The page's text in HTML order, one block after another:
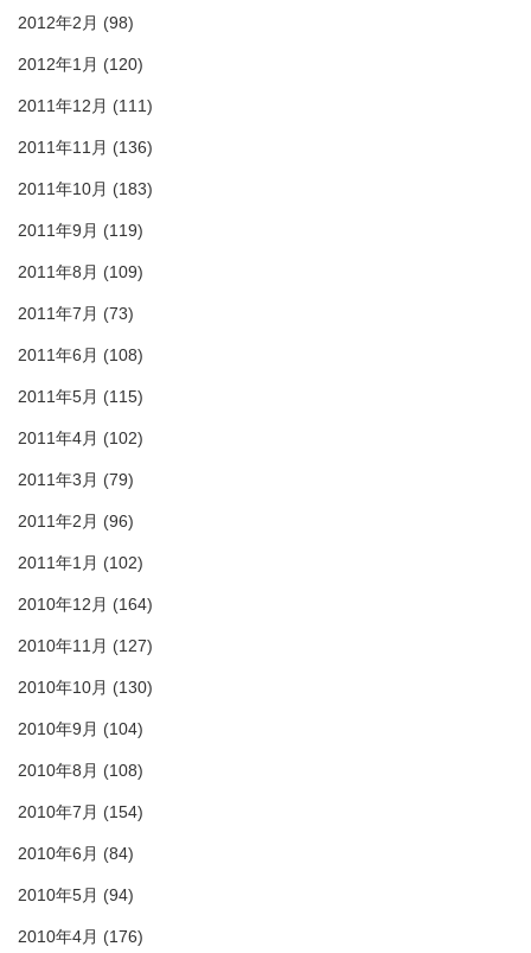
2012年2月 (98)
2012年1月 (120)
2011年12月 (111)
2011年11月 (136)
2011年10月 (183)
2011年9月 (119)
2011年8月 (109)
2011年7月 (73)
2011年6月 (108)
2011年5月 (115)
2011年4月 (102)
2011年3月 (79)
2011年2月 (96)
2011年1月 (102)
2010年12月 (164)
2010年11月 (127)
2010年10月 (130)
2010年9月 (104)
2010年8月 (108)
2010年7月 (154)
2010年6月 (84)
2010年5月 (94)
2010年4月 (176)